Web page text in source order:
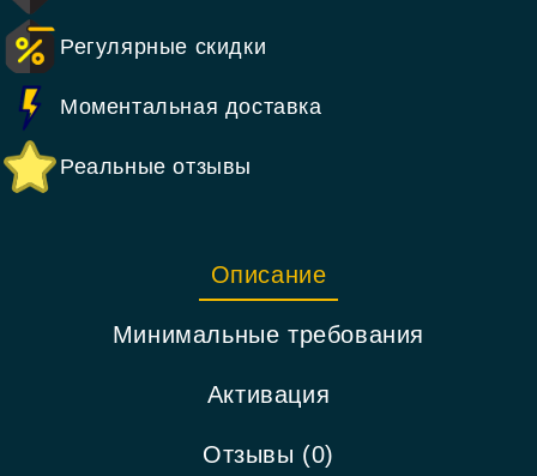
Регулярные скидки
Моментальная доставка
Реальные отзывы
Описание
Минимальные требования
Активация
Отзывы (0)